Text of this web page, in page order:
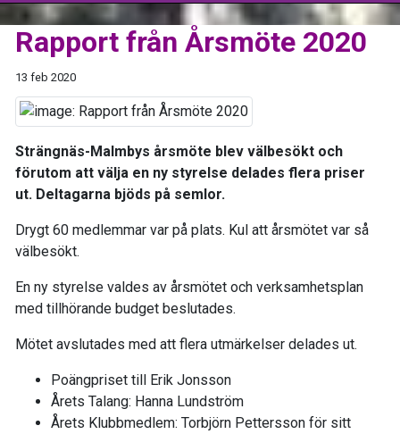
Rapport från Årsmöte 2020
13 feb 2020
Strängnäs-Malmbys årsmöte blev välbesökt och
förutom att välja en ny styrelse delades flera priser
ut. Deltagarna bjöds på semlor.
Drygt 60 medlemmar var på plats. Kul att årsmötet var så
välbesökt.
En ny styrelse valdes av årsmötet och verksamhetsplan
med tillhörande budget beslutades.
Mötet avslutades med att flera utmärkelser delades ut.
Poängpriset till Erik Jonsson
Årets Talang: Hanna Lundström
Årets Klubbmedlem: Torbjörn Pettersson för sitt